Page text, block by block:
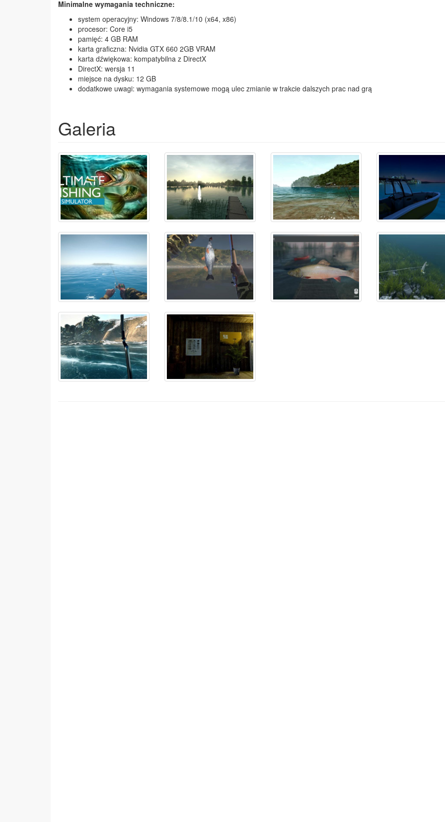
Minimalne wymagania techniczne:
system operacyjny: Windows 7/8/8.1/10 (x64, x86)
procesor: Core i5
pamięć: 4 GB RAM
karta graficzna: Nvidia GTX 660 2GB VRAM
karta dźwiękowa: kompatybilna z DirectX
DirectX: wersja 11
miejsce na dysku: 12 GB
dodatkowe uwagi: wymagania systemowe mogą ulec zmianie w trakcie dalszych prac nad grą
Galeria